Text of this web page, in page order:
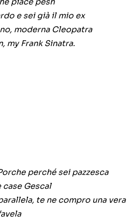
e sei già il mio ex
moderna Cleopatra
my Frank Sinatra.
perché sei pazzesca
Gescal
te ne compro una vera